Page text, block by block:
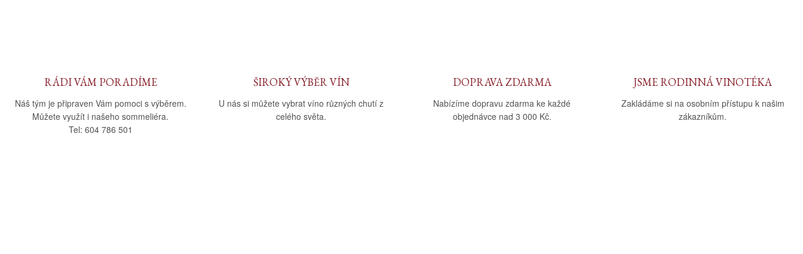
RÁDI VÁM PORADÍME
Náš tým je připraven Vám pomoci s výběrem.
Můžete využít i našeho sommeliéra.
Tel: 604 786 501
ŠIROKÝ VÝBĚR VÍN
U nás si můžete vybrat víno různých chutí z
celého světa.
DOPRAVA ZDARMA
Nabízíme dopravu zdarma ke každé
objednávce nad 3 000 Kč.
JSME RODINNÁ VINOTÉKA
Zakládáme si na osobním přístupu k našim
zákazníkům.